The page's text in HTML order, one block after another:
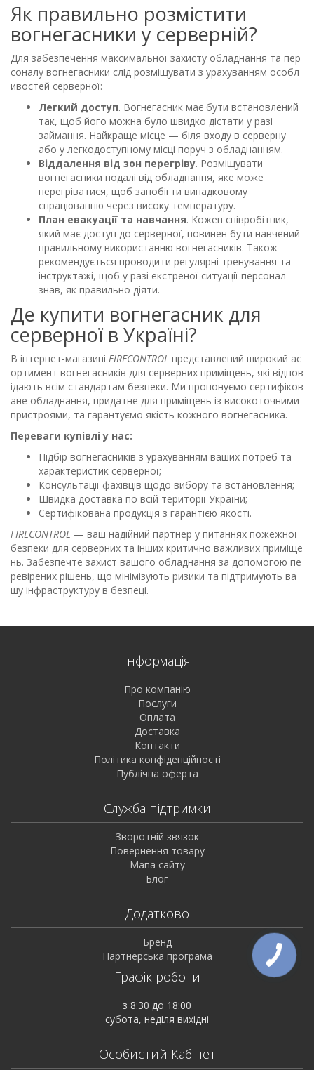
Як правильно розмістити
вогнегасники у серверній?
Для забезпечення максимальної захисту обладнання та пер
соналу вогнегасники слід розміщувати з урахуванням особл
ивостей серверної:
Легкий доступ. Вогнегасник має бути встановлений
так, щоб його можна було швидко дістати у разі
займання. Найкраще місце — біля входу в серверну
або у легкодоступному місці поруч з обладнанням.
Віддалення від зон перегріву. Розміщувати
вогнегасники подалі від обладнання, яке може
перегріватися, щоб запобігти випадковому
спрацюванню через високу температуру.
План евакуації та навчання. Кожен співробітник,
який має доступ до серверної, повинен бути навчений
правильному використанню вогнегасників. Також
рекомендується проводити регулярні тренування та
інструктажі, щоб у разі екстреної ситуації персонал
знав, як правильно діяти.
Де купити вогнегасник для
серверної в Україні?
В інтернет-магазині FIRECONTROL представлений широкий ас
ортимент вогнегасників для серверних приміщень, які відпов
ідають всім стандартам безпеки. Ми пропонуємо сертифіков
ане обладнання, придатне для приміщень із високоточними
пристроями, та гарантуємо якість кожного вогнегасника.
Переваги купівлі у нас:
Підбір вогнегасників з урахуванням ваших потреб та
характеристик серверної;
Консультації фахівців щодо вибору та встановлення;
Швидка доставка по всій території України;
Сертифікована продукція з гарантією якості.
FIRECONTROL — ваш надійний партнер у питаннях пожежної
безпеки для серверних та інших критично важливих приміще
нь. Забезпечте захист вашого обладнання за допомогою пе
ревірених рішень, що мінімізують ризики та підтримують ва
шу інфраструктуру в безпеці.
Інформація
Про компанію
Послуги
Оплата
Доставка
Контакти
Політика конфіденційності
Публічна оферта
Служба підтримки
Зворотній звязок
Повернення товару
Мапа сайту
Блог
Додатково
Бренд
Партнерська програма
Графік роботи
з 8:30 до 18:00
субота, неділя вихідні
Особистий Кабінет